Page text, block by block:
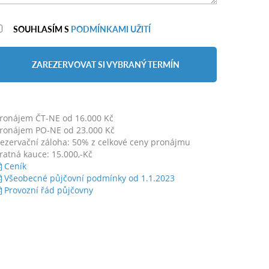
SOUHLASÍM S PODMÍNKAMI UŽITÍ
ZAREZERVOVAT SI VYBRANÝ TERMÍN
ČT-NE od 16.000 Kč
PO-NE od 23.000 Kč
záloha: 50% z celkové ceny pronájmu
kauce: 15.000,-Kč
Ceník
Všeobecné půjčovní podmínky od 1.1.2023
Provozní řád půjčovny